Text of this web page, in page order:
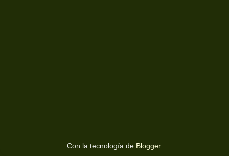
Con la tecnología de Blogger.